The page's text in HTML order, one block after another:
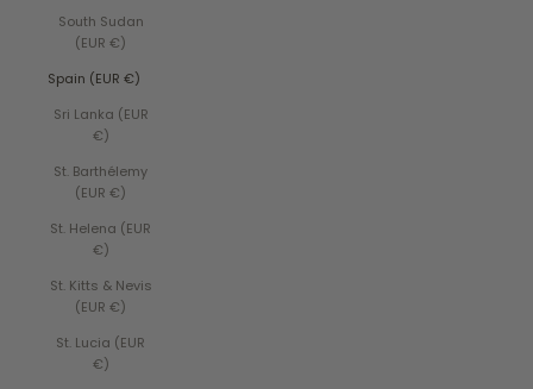
South Sudan
(EUR €)
Spain (EUR €)
Sri Lanka (EUR
€)
St. Barthélemy
(EUR €)
St. Helena (EUR
€)
St. Kitts & Nevis
(EUR €)
St. Lucia (EUR
€)